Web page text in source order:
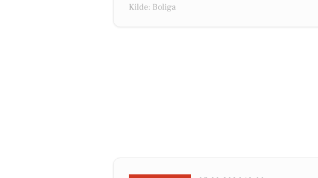
Kilde: Boliga